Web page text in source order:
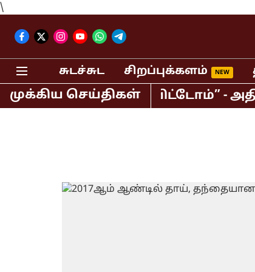
\
சுடச்சுட சிறப்புக்களம்
முக்கிய செய்திகள்
தவறவிட்டோம்” -